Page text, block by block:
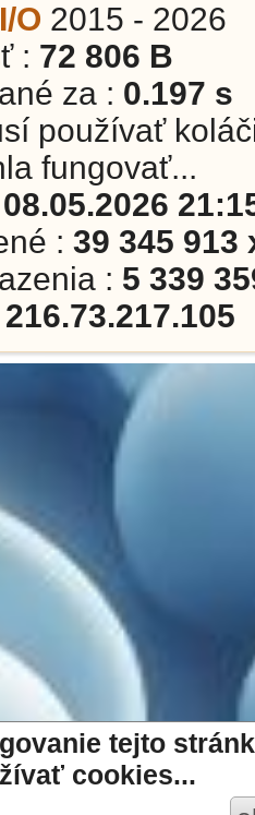
tejto
cookies...
O 2015 - 2026
: 72 806 B
za : 0.197 s
používať
fungovať...
: 39 345 913
: 5 339
216.73.217.105